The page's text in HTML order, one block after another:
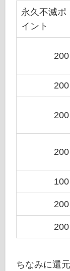
永久不滅ポ
イント
200
200
200
200
100
200
200
ちなみに還